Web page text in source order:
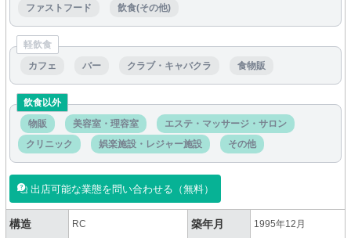
ファストフード
飲食(その他)
軽飲食
カフェ
バー クラブ・キャバクラ 食物販
飲食以外
物販
美容室・理容室
エステ・マッサージ・サロン
クリニック
娯楽施設・レジャー施設 その他
出店可能な業態を問い合わせる（無料）
構造 RC 築年月 1995年12月